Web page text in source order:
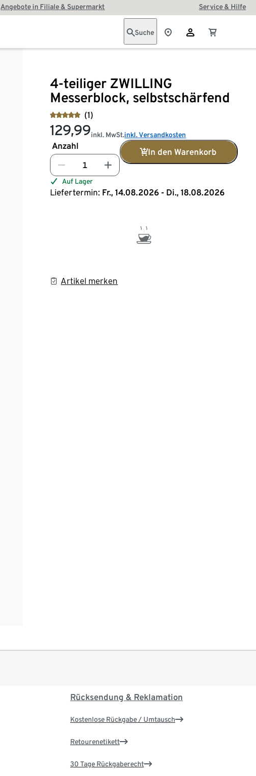
Angebote in Filiale & Supermarkt Service & Hilfe
Suche
4-teiliger ZWILLING
Messerblock, selbstschärfend
(1)
129,99inkl. MwSt.inkl. Versandkosten
Anzahl
In den Warenkorb
Auf Lager
Liefertermin: Fr., 14.08.2026 - Di., 18.08.2026
Artikel merken
Rücksendung & Reklamation
Kostenlose Rückgabe / Umtausch
Retourenetikett
30 Tage Rückgaberecht